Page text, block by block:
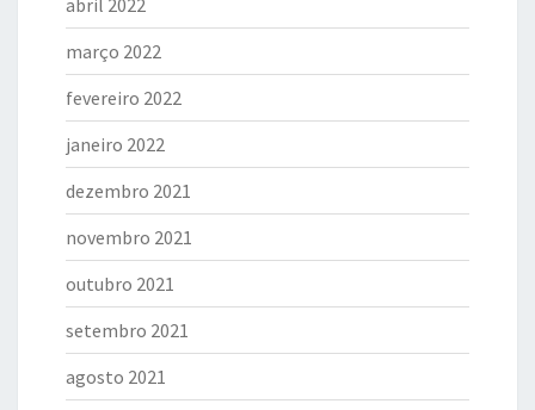
abril 2022
março 2022
fevereiro 2022
janeiro 2022
dezembro 2021
novembro 2021
outubro 2021
setembro 2021
agosto 2021